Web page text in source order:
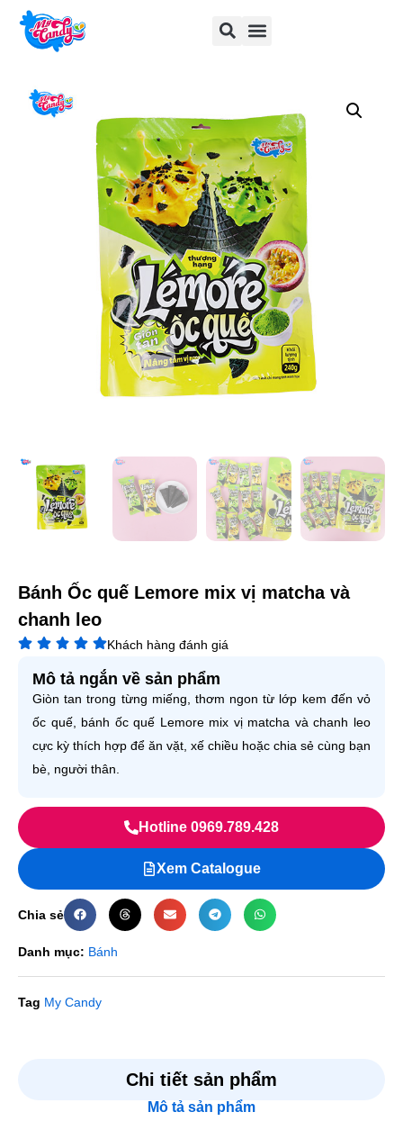
Bánh Ốc quế Lemore mix vị matcha và
chanh leo
Khách hàng đánh giá
Mô tả ngắn về sản phẩm
Giòn tan trong từng miếng, thơm ngon từ lớp kem đến vỏ
ốc quế, bánh ốc quế Lemore mix vị matcha và chanh leo
cực kỳ thích hợp để ăn vặt, xế chiều hoặc chia sẻ cùng bạn
bè, người thân.
Hotline 0969.789.428
Xem Catalogue
Chia sẻ
Danh mục: Bánh
Tag My Candy
Chi tiết sản phẩm
Mô tả sản phẩm